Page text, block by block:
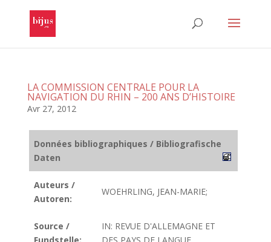
LA COMMISSION CENTRALE POUR LA
NAVIGATION DU RHIN – 200 ANS D’HISTOIRE
Avr 27, 2012
Données bibliographiques / Bibliografische
Daten
Auteurs /
Autoren:
WOEHRLING, JEAN-MARIE;
Source /
IN: REVUE D'ALLEMAGNE ET